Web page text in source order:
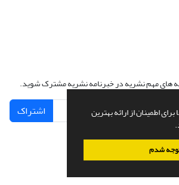
اطمینان از ارائه بهترین
شدم
های مهم نشریه در خبرنامه نشریه مشترک شوید.
اشتراک
طراحی و پیاده سازی ازسیناوب